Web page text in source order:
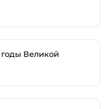
Великой